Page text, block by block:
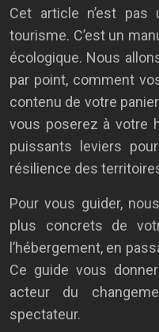
Cet article n’est pas
tourisme. C’est un
écologique. Nous
par point, comment
contenu de votre
vous poserez à votre
puissants leviers
résilience des
Pour vous guider,
plus concrets de
l’hébergement, en
Ce guide vous
acteur du
spectateur.